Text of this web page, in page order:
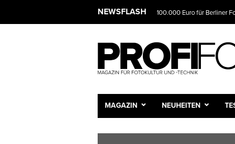
NEWSFLASH 100.000 Euro für Berliner
MAGAZIN NEUHEITEN